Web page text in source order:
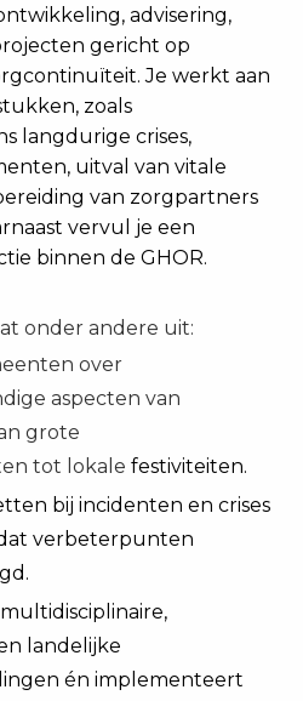
advisering,
gericht op
Je werkt aan
zoals
langdurige crises,
uitval van vitale
van zorgpartners
vervul je een
binnen de GHOR.
onder andere uit:
over
aspecten van
grote
tot lokale festiviteiten.
bij incidenten en crises
verbeterpunten
landelijke
én implementeert